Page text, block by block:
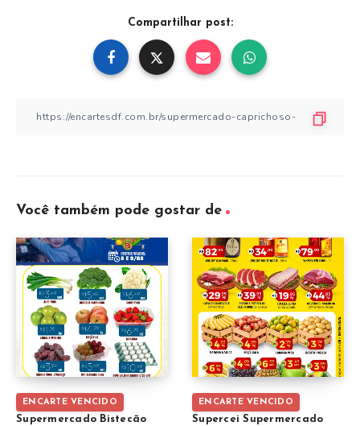
Compartilhar post:
Você também pode gostar de
ENCARTE VENCIDO
Supermercado Bistecão
ENCARTE VENCIDO
Supercei Supermercado